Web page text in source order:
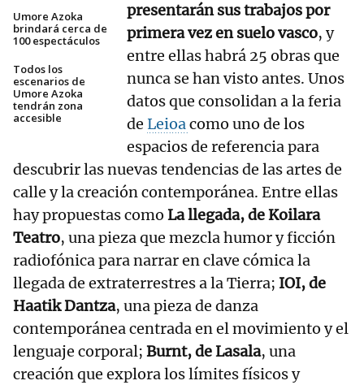
Umore Azoka
brindará cerca de
100 espectáculos
Todos los
escenarios de
Umore Azoka
tendrán zona
accesible
presentarán sus trabajos por
primera vez en suelo vasco, y
entre ellas habrá 25 obras que
nunca se han visto antes. Unos
datos que consolidan a la feria
de Leioacomo uno de los
espacios de referencia para
descubrir las nuevas tendencias de las artes de
calle y la creación contemporánea. Entre ellas
hay propuestas como La llegada, de Koilara
Teatro, una pieza que mezcla humor y ficción
radiofónica para narrar en clave cómica la
llegada de extraterrestres a la Tierra; IOI, de
Haatik Dantza, una pieza de danza
contemporánea centrada en el movimiento y el
lenguaje corporal; Burnt, de Lasala, una
creación que explora los límites físicos y